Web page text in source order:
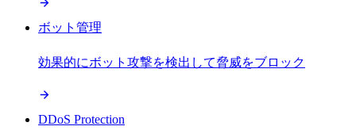
ボット管理
効果的にボット攻撃を検出して脅威をブロック
DDoS Protection